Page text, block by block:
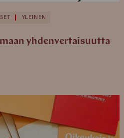
YLEINEN
yhdenvertaisuutta